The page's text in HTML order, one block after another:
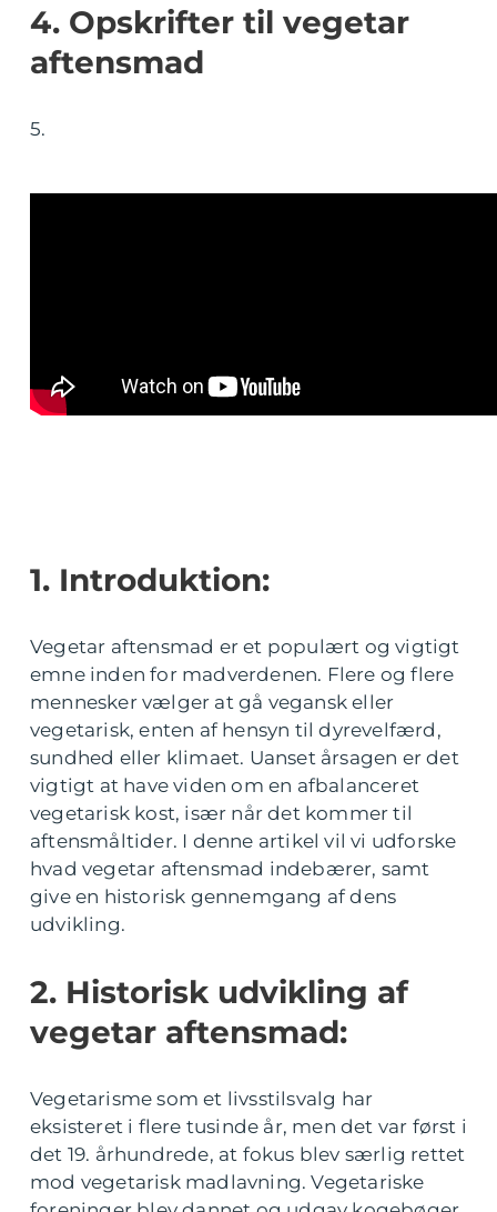
4. Opskrifter til vegetar
aftensmad
5.
1. Introduktion:
Vegetar aftensmad er et populært og vigtigt
emne inden for madverdenen. Flere og flere
mennesker vælger at gå vegansk eller
vegetarisk, enten af hensyn til dyrevelfærd,
sundhed eller klimaet. Uanset årsagen er det
vigtigt at have viden om en afbalanceret
vegetarisk kost, især når det kommer til
aftensmåltider. I denne artikel vil vi udforske
hvad vegetar aftensmad indebærer, samt
give en historisk gennemgang af dens
udvikling.
2. Historisk udvikling af
vegetar aftensmad:
Vegetarisme som et livsstilsvalg har
eksisteret i flere tusinde år, men det var først i
det 19. århundrede, at fokus blev særlig rettet
mod vegetarisk madlavning. Vegetariske